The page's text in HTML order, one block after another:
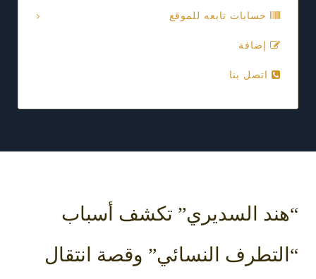
حسابات تابعه للموقع
إضافة
اتصل بنا
السديري” تكشف أسباب
النسائي” وقصة انتقال